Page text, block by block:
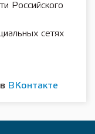
Российского
сетях
ВКонтакте